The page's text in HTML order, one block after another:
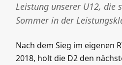
Leistung unserer U12, die
Sommer in der
Nach dem Sieg im eigenen
2018, holt die D2 den